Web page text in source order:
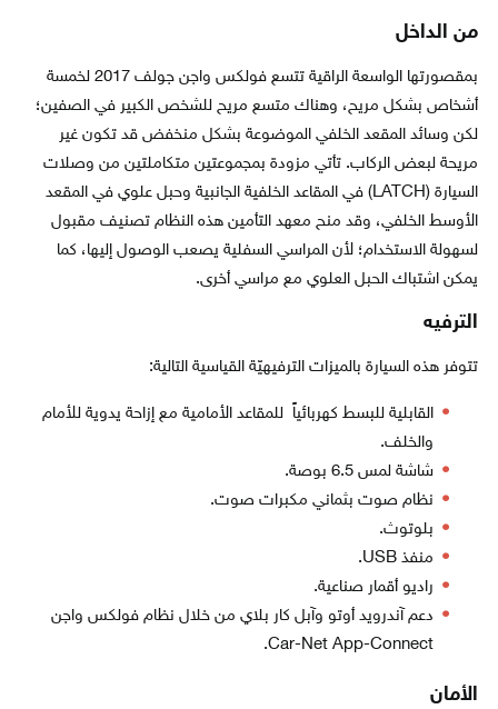
من الداخل
بمقصورتها الواسعة الراقية تتسع فولكس واجن جولف 2017 لخمسة
أشخاص بشكل مريح، وهناك متسع مريح للشخص الكبير في الصفين؛
لكن وسائد المقعد الخلفي الموضوعة بشكل منخفض قد تكون غير
مريحة لبعض الركاب. تأتي مزودة بمجموعتين متكاملتين من وصلات
السيارة (LATCH) في المقاعد الخلفية الجانبية وحبل علوي في المقعد
الأوسط الخلفي، وقد منح معهد التأمين هذه النظام تصنيف مقبول
لسهولة الاستخدام؛ لأن المراسي السفلية يصعب الوصول إليها، كما
يمكن اشتباك الحبل العلوي مع مراسي أخرى.
الترفيه
تتوفر هذه السيارة بالميزات الترفيهيّة القياسية التالية:
القابلية للبسط كهربائياً للمقاعد الأمامية مع إزاحة يدوية للأمام
والخلف.
شاشة لمس 6.5 بوصة.
نظام صوت بثماني مكبرات صوت.
بلوتوث.
منفذ USB.
راديو أقمار صناعية.
دعم آندرويد أوتو وآبل كار بلاي من خلال نظام فولكس واجن
Car-Net App-Connect.
الأمان